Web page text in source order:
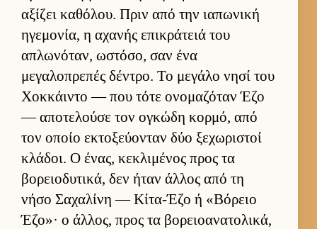
αξίζει καθόλου. Πριν από την ια­πωνική
ηγεμονία, η αχανής επικράτειά του
απλωνόταν, ωστόσο, σαν ένα
μεγαλοπρεπές δέντρο. Το μεγάλο νησί του
Χοκ­κάι­ντο — που τότε ονομαζόταν Έζο
— αποτελούσε τον ογκώδη κορ­μό, από
τον οποίο εκτοξεύ­ονταν δύο ξεχωριστοί
κλάδοι. Ο ένας, κεκλιμένος προς τα
βορειο­δυτικά, δεν ήταν άλ­λος από τη
νήσο Σαχαλίνη — Κίτα-Έζο ή «Βόρειο
Έζο»· ο άλ­λος, προς τα βορειο­ανατολικά,